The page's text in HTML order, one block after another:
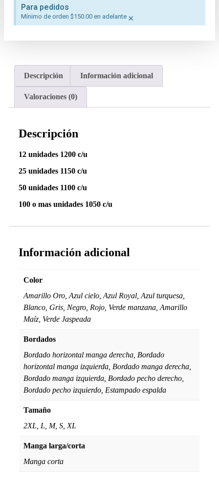
Para pedidos
Mínimo de orden $150.00 en adelante ×
Descripción Información adicional
Valoraciones (0)
Descripción
12 unidades 1200 c/u
25 unidades 1150 c/u
50 unidades 1100 c/u
100 o mas unidades 1050 c/u
Información adicional
Color
Amarillo Oro, Azul cielo, Azul Royal, Azul turquesa,
Blanco, Gris, Negro, Rojo, Verde manzana, Amarillo
Maíz, Verde Jaspeada
Bordados
Bordado horizontal manga derecha, Bordado
horizontal manga izquierda, Bordado manga derecha,
Bordado manga izquierda, Bordado pecho derecho,
Bordado pecho izquierdo, Estampado espalda
Tamaño
2XL, L, M, S, XL
Manga larga/corta
Manga corta